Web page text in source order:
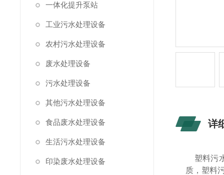
一体化提升泵站
工业污水处理设备
农村污水处理设备
废水处理设备
污水处理设备
其他污水处理设备
食品废水处理设备
生活污水处理设备
印染废水处理设备
详
塑料污
质，塑料